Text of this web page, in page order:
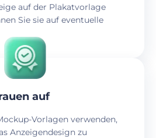
auf der Plakatvorlage
Sie sie auf eventuelle
auf
Vorlagen verwenden,
Anzeigendesign zu